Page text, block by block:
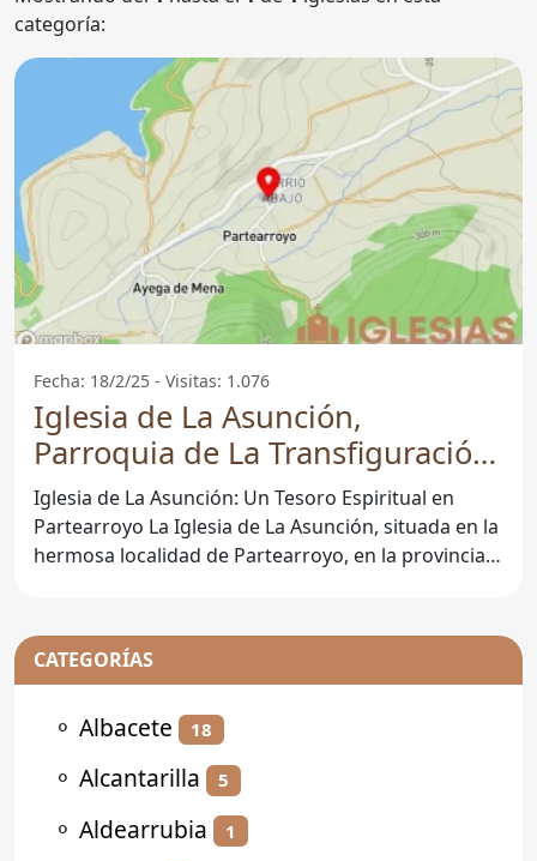
categoría:
Fecha: 18/2/25 - Visitas: 1.076
Iglesia de La Asunción,
Parroquia de La Transfiguración
y La Asunción - Partearroyo
Iglesia de La Asunción: Un Tesoro Espiritual en
Partearroyo La Iglesia de La Asunción, situada en la
hermosa localidad de Partearroyo, en la provincia
CATEGORÍAS
⚬ Albacete 18
⚬ Alcantarilla 5
⚬ Aldearrubia 1